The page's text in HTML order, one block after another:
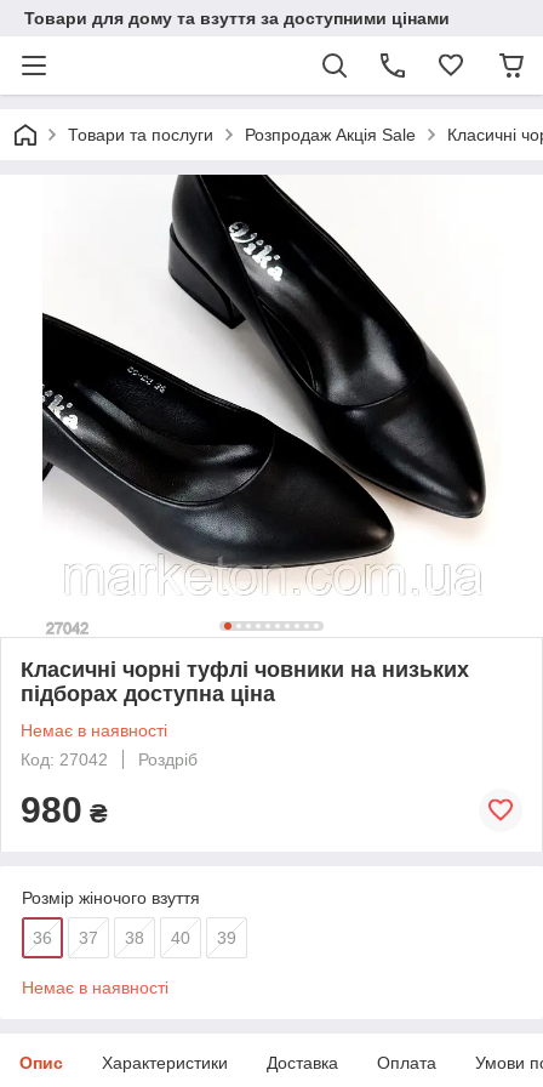
Товари для дому та взуття за доступними цінами
Товари та послуги Розпродаж Акція Sale Класичні
Класичні чорні туфлі човники на низьких
підборах доступна ціна
Немає в наявності
Код: 27042
Роздріб
980 ₴
Розмір жіночого взуття
36 37 38 40 39
Немає в наявності
Опис Характеристики Доставка Оплата Умови